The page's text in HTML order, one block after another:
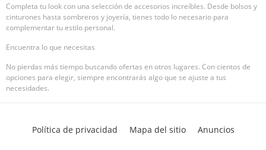
Completa tu look con una selección de accesorios increíbles. Desde bolsos y
cinturones hasta sombreros y joyería, tienes todo lo necesario para
complementar tu estilo personal.
Encuentra lo que necesitas
No pierdas más tiempo buscando ofertas en otros lugares. Con cientos de
opciones para elegir, siempre encontrarás algo que se ajuste a tus
necesidades.
Política de privacidad Mapa del sitio Anuncios